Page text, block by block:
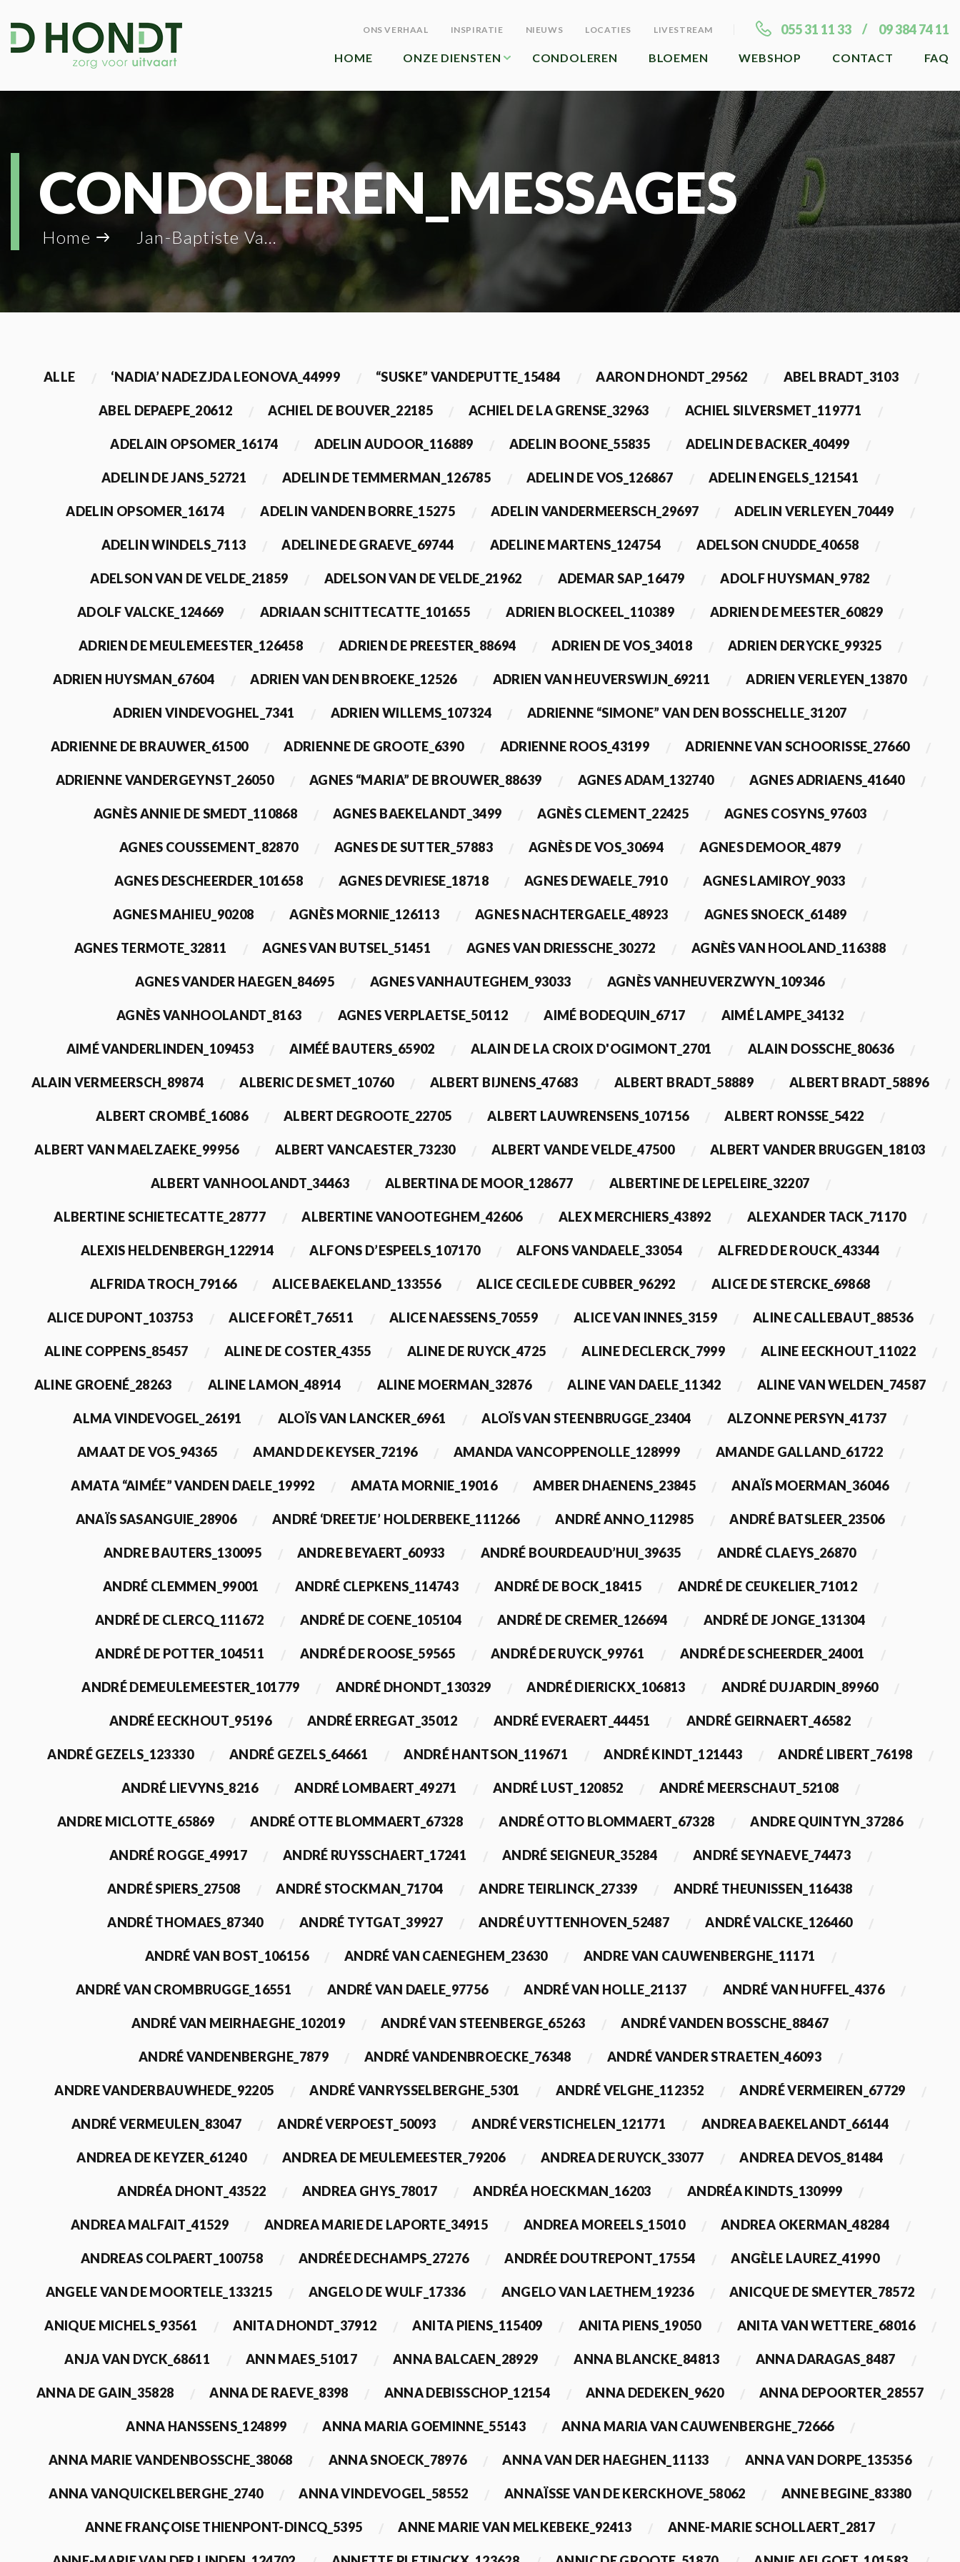
ONS VERHAAL INSPIRATIE NIEUWS LOCATIES LIVESTREAM 055 31 11 33 09 384 74 11
HOME ONZE DIENSTEN CONDOLEREN BLOEMEN WEBSHOP CONTACT FAQ
CONDOLEREN_MESSAGES
Home Jan-Baptiste Van Driessche_94652
ALLE ‘NADIA’ NADEZJDA LEONOVA_44999 “SUSKE” VANDEPUTTE_15484 AARON DHONDT_29562 ABEL BRADT_3103
ABEL DEPAEPE_20612 ACHIEL DE BOUVER_22185 ACHIEL DE LA GRENSE_32963 ACHIEL SILVERSMET_119771
ADELAIN OPSOMER_16174 ADELIN AUDOOR_116889 ADELIN BOONE_55835 ADELIN DE BACKER_40499
ADELIN DE JANS_52721 ADELIN DE TEMMERMAN_126785 ADELIN DE VOS_126867 ADELIN ENGELS_121541
ADELIN OPSOMER_16174 ADELIN VANDEN BORRE_15275 ADELIN VANDERMEERSCH_29697 ADELIN VERLEYEN_70449
ADELIN WINDELS_7113 ADELINE DE GRAEVE_69744 ADELINE MARTENS_124754 ADELSON CNUDDE_40658
ADELSON VAN DE VELDE_21859 ADELSON VAN DE VELDE_21962 ADEMAR SAP_16479 ADOLF HUYSMAN_9782
ADOLF VALCKE_124669 ADRIAAN SCHITTECATTE_101655 ADRIEN BLOCKEEL_110389 ADRIEN DE MEESTER_60829
ADRIEN DE MEULEMEESTER_126458 ADRIEN DE PREESTER_88694 ADRIEN DE VOS_34018 ADRIEN DERYCKE_99325
ADRIEN HUYSMAN_67604 ADRIEN VAN DEN BROEKE_12526 ADRIEN VAN HEUVERSWIJN_69211 ADRIEN VERLEYEN_13870
ADRIEN VINDEVOGHEL_7341 ADRIEN WILLEMS_107324 ADRIENNE “SIMONE” VAN DEN BOSSCHELLE_31207
ADRIENNE DE BRAUWER_61500 ADRIENNE DE GROOTE_6390 ADRIENNE ROOS_43199 ADRIENNE VAN SCHOORISSE_27660
ADRIENNE VANDERGEYNST_26050 AGNES “MARIA” DE BROUWER_88639 AGNES ADAM_132740 AGNES ADRIAENS_41640
AGNÈS ANNIE DE SMEDT_110868 AGNES BAEKELANDT_3499 AGNÈS CLEMENT_22425 AGNES COSYNS_97603
AGNES COUSSEMENT_82870 AGNES DE SUTTER_57883 AGNÈS DE VOS_30694 AGNES DEMOOR_4879
AGNES DESCHEERDER_101658 AGNES DEVRIESE_18718 AGNES DEWAELE_7910 AGNES LAMIROY_9033
AGNES MAHIEU_90208 AGNÈS MORNIE_126113 AGNES NACHTERGAELE_48923 AGNES SNOECK_61489
AGNES TERMOTE_32811 AGNES VAN BUTSEL_51451 AGNES VAN DRIESSCHE_30272 AGNÈS VAN HOOLAND_116388
AGNES VANDER HAEGEN_84695 AGNES VANHAUTEGHEM_93033 AGNÈS VANHEUVERZWYN_109346
AGNÈS VANHOOLANDT_8163 AGNES VERPLAETSE_50112 AIMÉ BODEQUIN_6717 AIMÉ LAMPE_34132
AIMÉ VANDERLINDEN_109453 AIMÉÉ BAUTERS_65902 ALAIN DE LA CROIX D'OGIMONT_2701 ALAIN DOSSCHE_80636
ALAIN VERMEERSCH_89874 ALBERIC DE SMET_10760 ALBERT BIJNENS_47683 ALBERT BRADT_58889 ALBERT BRADT_58896
ALBERT CROMBÉ_16086 ALBERT DEGROOTE_22705 ALBERT LAUWRENSENS_107156 ALBERT RONSSE_5422
ALBERT VAN MAELZAEKE_99956 ALBERT VANCAESTER_73230 ALBERT VANDE VELDE_47500 ALBERT VANDER BRUGGEN_18103
ALBERT VANHOOLANDT_34463 ALBERTINA DE MOOR_128677 ALBERTINE DE LEPELEIRE_32207
ALBERTINE SCHIETECATTE_28777 ALBERTINE VANOOTEGHEM_42606 ALEX MERCHIERS_43892 ALEXANDER TACK_71170
ALEXIS HELDENBERGH_122914 ALFONS D’ESPEELS_107170 ALFONS VANDAELE_33054 ALFRED DE ROUCK_43344
ALFRIDA TROCH_79166 ALICE BAEKELAND_133556 ALICE CECILE DE CUBBER_96292 ALICE DE STERCKE_69868
ALICE DUPONT_103753 ALICE FORÊT_76511 ALICE NAESSENS_70559 ALICE VAN INNES_3159 ALINE CALLEBAUT_88536
ALINE COPPENS_85457 ALINE DE COSTER_4355 ALINE DE RUYCK_4725 ALINE DECLERCK_7999 ALINE EECKHOUT_11022
ALINE GROENÉ_28263 ALINE LAMON_48914 ALINE MOERMAN_32876 ALINE VAN DAELE_11342 ALINE VAN WELDEN_74587
ALMA VINDEVOGEL_26191 ALOÏS VAN LANCKER_6961 ALOÏS VAN STEENBRUGGE_23404 ALZONNE PERSYN_41737
AMAAT DE VOS_94365 AMAND DE KEYSER_72196 AMANDA VANCOPPENOLLE_128999 AMANDE GALLAND_61722
AMATA “AIMÉE” VANDEN DAELE_19992 AMATA MORNIE_19016 AMBER DHAENENS_23845 ANAÏS MOERMAN_36046
ANAÏS SASANGUIE_28906 ANDRÉ ‘DREETJE’ HOLDERBEKE_111266 ANDRÉ ANNO_112985 ANDRÉ BATSLEER_23506
ANDRE BAUTERS_130095 ANDRE BEYAERT_60933 ANDRÉ BOURDEAUD’HUI_39635 ANDRÉ CLAEYS_26870
ANDRÉ CLEMMEN_99001 ANDRÉ CLEPKENS_114743 ANDRÉ DE BOCK_18415 ANDRÉ DE CEUKELIER_71012
ANDRÉ DE CLERCQ_111672 ANDRÉ DE COENE_105104 ANDRÉ DE CREMER_126694 ANDRÉ DE JONGE_131304
ANDRÉ DE POTTER_104511 ANDRÉ DE ROOSE_59565 ANDRÉ DE RUYCK_99761 ANDRÉ DE SCHEERDER_24001
ANDRÉ DEMEULEMEESTER_101779 ANDRÉ DHONDT_130329 ANDRÉ DIERICKX_106813 ANDRÉ DUJARDIN_89960
ANDRÉ EECKHOUT_95196 ANDRÉ ERREGAT_35012 ANDRÉ EVERAERT_44451 ANDRÉ GEIRNAERT_46582
ANDRÉ GEZELS_123330 ANDRÉ GEZELS_64661 ANDRÉ HANTSON_119671 ANDRÉ KINDT_121443 ANDRÉ LIBERT_76198
ANDRÉ LIEVYNS_8216 ANDRÉ LOMBAERT_49271 ANDRÉ LUST_120852 ANDRÉ MEERSCHAUT_52108
ANDRE MICLOTTE_65869 ANDRÉ OTTE BLOMMAERT_67328 ANDRÉ OTTO BLOMMAERT_67328 ANDRE QUINTYN_37286
ANDRÉ ROGGE_49917 ANDRÉ RUYSSCHAERT_17241 ANDRÉ SEIGNEUR_35284 ANDRÉ SEYNAEVE_74473
ANDRÉ SPIERS_27508 ANDRÉ STOCKMAN_71704 ANDRE TEIRLINCK_27339 ANDRÉ THEUNISSEN_116438
ANDRÉ THOMAES_87340 ANDRÉ TYTGAT_39927 ANDRÉ UYTTENHOVEN_52487 ANDRÉ VALCKE_126460
ANDRÉ VAN BOST_106156 ANDRÉ VAN CAENEGHEM_23630 ANDRE VAN CAUWENBERGHE_11171
ANDRÉ VAN CROMBRUGGE_16551 ANDRÉ VAN DAELE_97756 ANDRÉ VAN HOLLE_21137 ANDRÉ VAN HUFFEL_4376
ANDRÉ VAN MEIRHAEGHE_102019 ANDRÉ VAN STEENBERGE_65263 ANDRÉ VANDEN BOSSCHE_88467
ANDRÉ VANDENBERGHE_7879 ANDRÉ VANDENBROECKE_76348 ANDRÉ VANDER STRAETEN_46093
ANDRE VANDERBAUWHEDE_92205 ANDRÉ VANRYSSELBERGHE_5301 ANDRÉ VELGHE_112352 ANDRÉ VERMEIREN_67729
ANDRÉ VERMEULEN_83047 ANDRÉ VERPOEST_50093 ANDRÉ VERSTICHELEN_121771 ANDREA BAEKELANDT_66144
ANDREA DE KEYZER_61240 ANDREA DE MEULEMEESTER_79206 ANDREA DE RUYCK_33077 ANDREA DEVOS_81484
ANDRÉA DHONT_43522 ANDREA GHYS_78017 ANDRÉA HOECKMAN_16203 ANDRÉA KINDTS_130999
ANDREA MALFAIT_41529 ANDREA MARIE DE LAPORTE_34915 ANDREA MOREELS_15010 ANDREA OKERMAN_48284
ANDREAS COLPAERT_100758 ANDRÉE DECHAMPS_27276 ANDRÉE DOUTREPONT_17554 ANGÈLE LAUREZ_41990
ANGELE VAN DE MOORTELE_133215 ANGELO DE WULF_17336 ANGELO VAN LAETHEM_19236 ANICQUE DE SMEYTER_78572
ANIQUE MICHELS_93561 ANITA DHONDT_37912 ANITA PIENS_115409 ANITA PIENS_19050 ANITA VAN WETTERE_68016
ANJA VAN DYCK_68611 ANN MAES_51017 ANNA BALCAEN_28929 ANNA BLANCKE_84813 ANNA DARAGAS_8487
ANNA DE GAIN_35828 ANNA DE RAEVE_8398 ANNA DEBISSCHOP_12154 ANNA DEDEKEN_9620 ANNA DEPOORTER_28557
ANNA HANSSENS_124899 ANNA MARIA GOEMINNE_55143 ANNA MARIA VAN CAUWENBERGHE_72666
ANNA MARIE VANDENBOSSCHE_38068 ANNA SNOECK_78976 ANNA VAN DER HAEGHEN_11133 ANNA VAN DORPE_135356
ANNA VANQUICKELBERGHE_2740 ANNA VINDEVOGEL_58552 ANNAÏSSE VAN DE KERCKHOVE_58062 ANNE BEGINE_83380
ANNE FRANÇOISE THIENPONT-DINCQ_5395 ANNE MARIE VAN MELKEBEKE_92413 ANNE-MARIE SCHOLLAERT_2817